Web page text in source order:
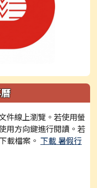
件線上瀏覽。若使用螢
用方向鍵進行閱讀。若
載檔案。 下載 暑假行